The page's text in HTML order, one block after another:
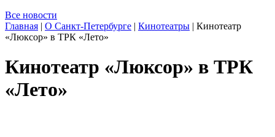
Все новости
Главная | О Санкт-Петербурге | Кинотеатры | Кинотеатр
«Люксор» в ТРК «Лето»
Кинотеатр «Люксор» в ТРК
«Лето»